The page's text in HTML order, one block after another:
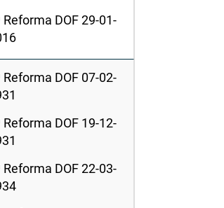
Reforma DOF 29-01-
Reforma DOF 07-02-
Reforma DOF 19-12-
Reforma DOF 22-03-